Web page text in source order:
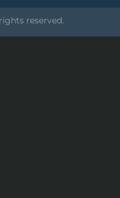
reserved.